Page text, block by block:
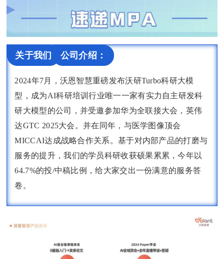
关于我们 公司介绍：
2024年7月，沃恩智慧重磅发布沃研Turbo科研大模
型，成为AI科研培训行业唯一一家有实力自主研发科
研大模型的公司，并受邀参加华为全联接大会，英伟
达GTC 2025大会。并在同年，与医学图像顶会
MICCAI达成战略合作关系。基于对内部产品的打磨与
服务的提升，我们的学员科研收获硕果累累，今年以
64.7%的投/中稿比例，给大家交出一份满意的服务答
卷。